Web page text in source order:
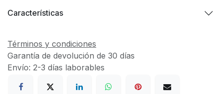
Características
Términos y condiciones
Garantía de devolución de 30 días
Envío: 2-3 días laborables